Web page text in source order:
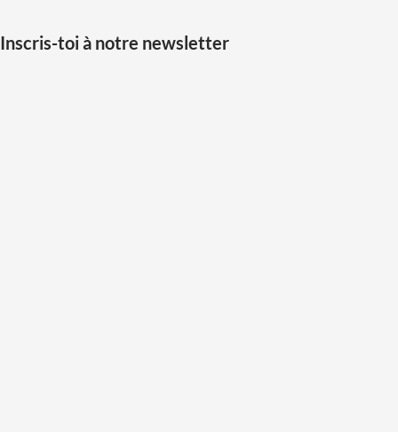
Inscris-toi à notre newsletter